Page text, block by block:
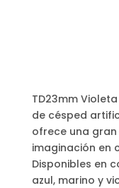
TD23mm
de césped
ofrece una
imaginación en
Disponibles en
azul, marino y